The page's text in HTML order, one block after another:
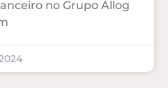
no Grupo Allog